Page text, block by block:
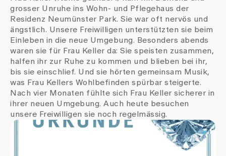
grosser Unruhe ins Wohn- und Pflegehaus der
Residenz Neumünster Park. Sie war oft nervös und
ängstlich. Unsere Freiwilligen unterstützten sie beim
Einleben in die neue Umgebung. Besonders abends
waren sie für Frau Keller da: Sie speisten zusammen,
halfen ihr zur Ruhe zu kommen und blieben bei ihr,
bis sie einschlief. Und sie hörten gemeinsam Musik,
was Frau Kellers Wohlbefinden spürbar steigerte.
Nach vier Monaten fühlte sich Frau Keller sicherer in
ihrer neuen Umgebung. Auch heute besuchen
unsere Freiwilligen sie noch regelmässig.